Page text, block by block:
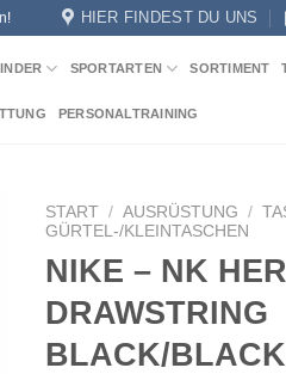
HIER FINDEST DU UNS
SPORTARTEN SORTIMENT
PERSONALTRAINING
START / AUSRÜSTUNG /
GÜRTEL-/KLEINTASCHEN
NIKE – NK
DRAWSTRING
BLACK/